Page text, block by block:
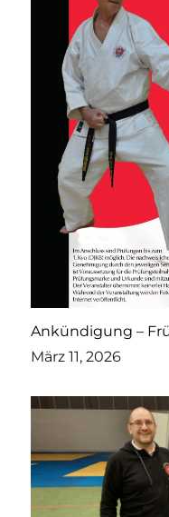
Ankündigung –
März 11, 2026